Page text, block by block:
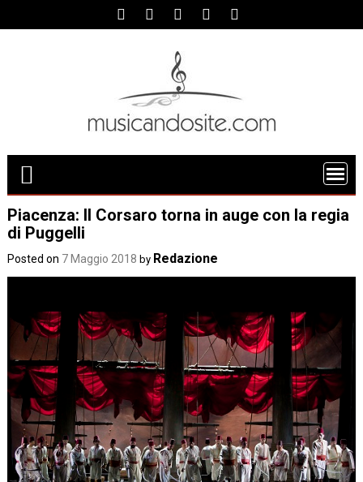
Piacenza: Il Corsaro torna in auge con la regia
di Puggelli
Posted on 7 Maggio 2018 by Redazione